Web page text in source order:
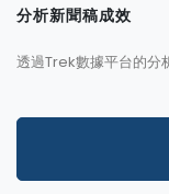
分析新聞稿成效
透過Trek數據平台的分